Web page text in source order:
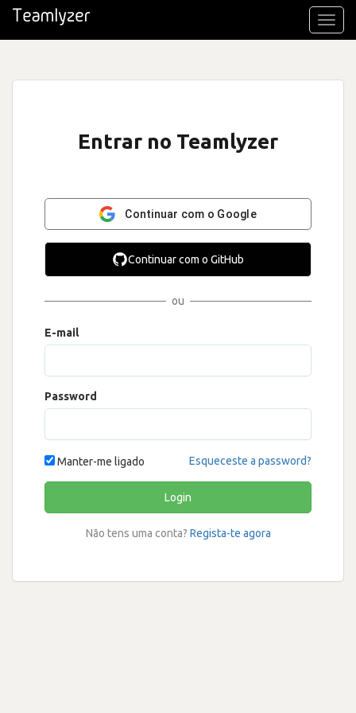
Entrar no Teamlyzer
Continuar com o Google
Continuar com o GitHub
ou
E-mail
Password
Manter-me ligado Esqueceste a password?
Login
Não tens uma conta? Regista-te agora